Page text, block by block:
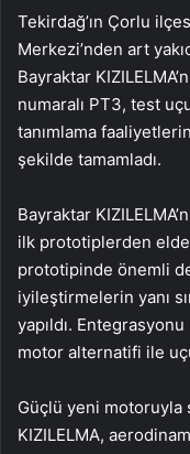
Tekirdağ’ın Çorlu
Merkezi’nden art
Bayraktar
numaralı PT3, test
tanımlama
şekilde tamamladı.
Bayraktar
ilk prototiplerden
prototipinde önemli
iyileştirmelerin yanı
yapıldı. Entegrasyonu
motor alternatifi ile
Güçlü yeni motoruyla
KIZILELMA,